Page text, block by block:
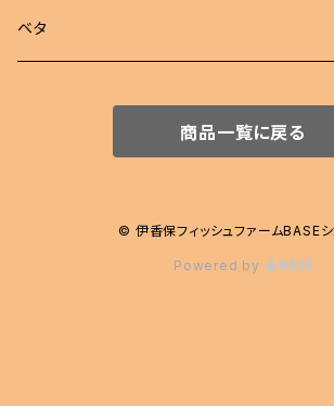
らんちゅう
めだか セット
ベタ
商品一覧に戻る
© 伊香保フィッシュファームBASEシ
Powered by